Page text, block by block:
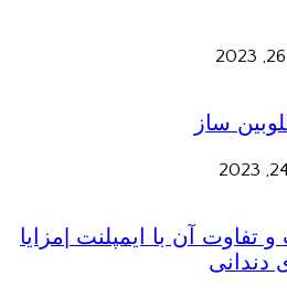
ساز
تفاوت آن با ایمپلنت |مزایا
دندانی